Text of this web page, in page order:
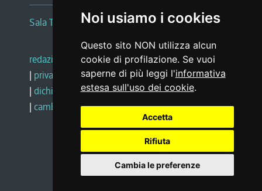
Noi usiamo i cookies
Questo sito NON utilizza alcun
cookie di profilazione. Se vuoi
saperne di più leggi l'informativa
estesa sull'uso dei cookie.
Accetta
Rifiuta
Cambia le preferenze
Sala Tiziano Tessitori
redazione web |note legali |glossario
| privacy
social media policy
| dichiarazione di accessibilità |feedback
| cambio preferenze cookie
Realizzato da